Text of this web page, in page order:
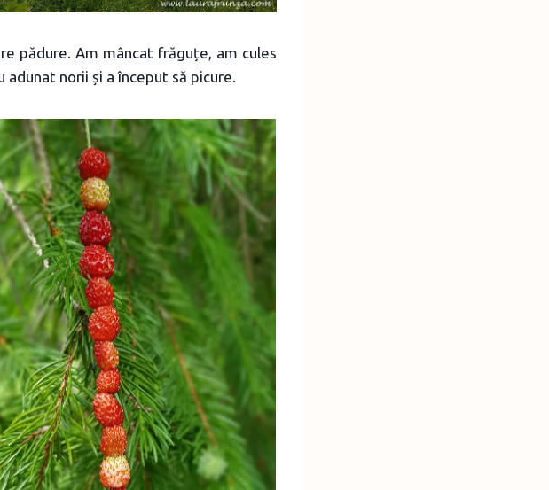
pădure. Am mâncat frăguțe, am cules
norii și a început să picure.